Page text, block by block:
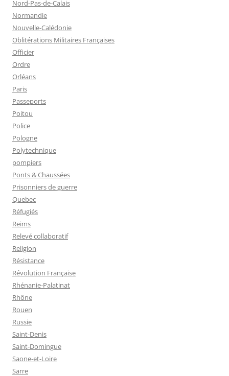
Nord-Pas-de-Calais
Normandie
Nouvelle-Calédonie
Oblitérations Militaires Françaises
Officier
Ordre
Orléans
Paris
Passeports
Poitou
Police
Pologne
Polytechnique
pompiers
Ponts & Chaussées
Prisonniers de guerre
Quebec
Réfugiés
Reims
Relevé collaboratif
Religion
Résistance
Révolution Française
Rhénanie-Palatinat
Rhône
Rouen
Russie
Saint-Denis
Saint-Domingue
Saone-et-Loire
Sarre